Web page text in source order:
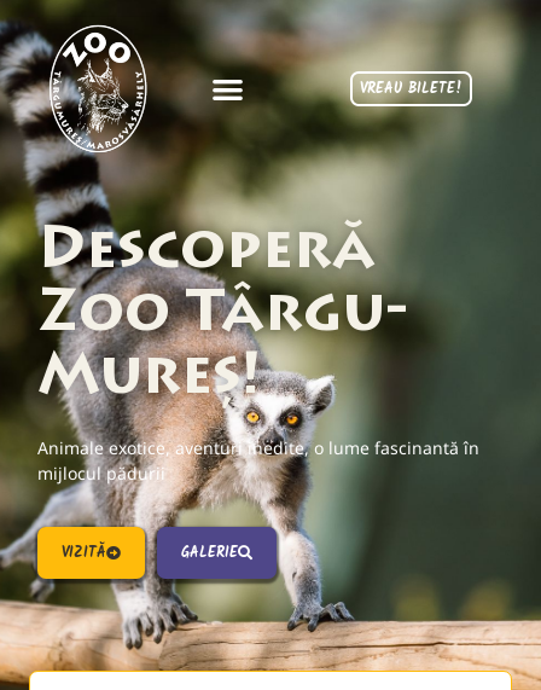
VREAU BILETE!
Descoperă
Zoo Târgu-
Mureș!
Animale exotice, aventuri inedite, o lume fascinantă în
mijlocul pădurii
VIZITĂ GALERIE